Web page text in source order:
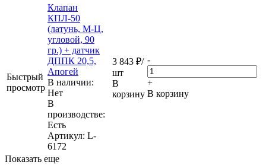
Быстрый
просмотр
Клапан
КПЛ-50
(латунь, М-Ц,
угловой, 90
гр.) + датчик
ДППК 20,5,
Апогей
В наличии:
Нет
В
производстве:
Есть
Артикул: L-
6172
3 843 ₽/
шт
В
корзину
-
+
В корзину
Показать еще